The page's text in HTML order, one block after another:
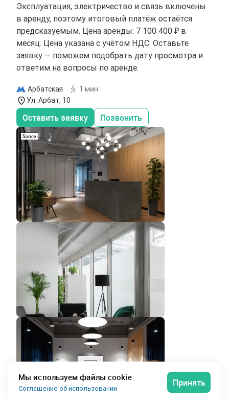
Эксплуатация, электричество и связь включены
в аренду, поэтому итоговый платёж остаётся
предсказуемым. Цена аренды: 7 100 400 ₽ в
месяц. Цена указана с учётом НДС. Оставьте
заявку — поможем подобрать дату просмотра и
ответим на вопросы по аренде.
Арбатская
1 мин
Ул. Арбат, 10
Оставить заявку Позвонить
Мы используем файлы cookie
Соглашение об использовании
Принять